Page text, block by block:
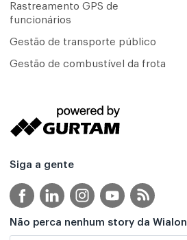
Rastreamento GPS de
funcionários
Gestão de transporte público
Gestão de combustível da frota
Siga a gente
Não perca nenhum story da Wialon